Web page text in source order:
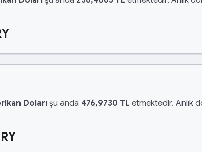
Doları şu anda 476,9730 TL etmektedir. Anlık